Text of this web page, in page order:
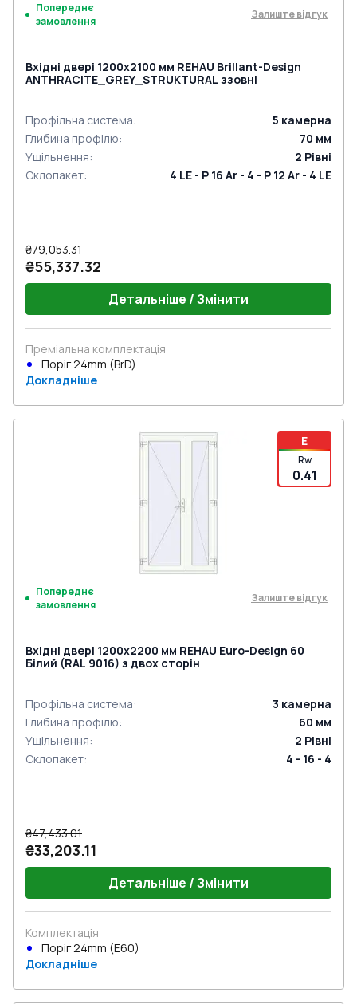
Попереднє
замовлення
Залиште відгук
Вхідні двері 1200x2100 мм REHAU Brillant-Design
ANTHRACITE_GREY_STRUKTURAL ззовні
Профільна система: 5 камерна
Глибина профілю: 70 мм
Ущільнення: 2 Рівні
Склопакет: 4 LE - P 16 Ar - 4 - P 12 Ar - 4 LE
₴79,053.31
₴55,337.32
Детальніше / Змінити
Преміальна комплектація
Поріг 24mm (BrD)
Докладніше
E
Rw
0.41
Попереднє
замовлення
Залиште відгук
Вхідні двері 1200x2200 мм REHAU Euro-Design 60
Білий (RAL 9016) з двох сторін
Профільна система: 3 камерна
Глибина профілю: 60 мм
Ущільнення: 2 Рівні
Склопакет: 4 - 16 - 4
₴47,433.01
₴33,203.11
Детальніше / Змінити
Комплектація
Поріг 24mm (E60)
Докладніше